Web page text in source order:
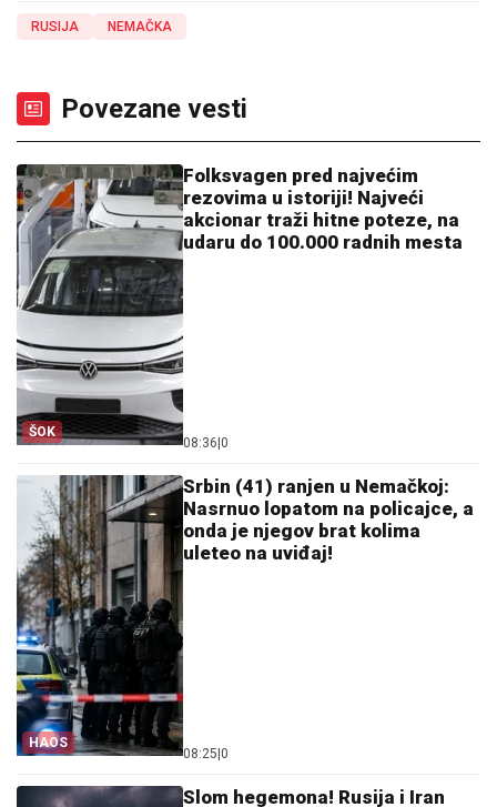
RUSIJA NEMAČKA
Povezane vesti
ŠOK
Folksvagen pred najvećim
rezovima u istoriji! Najveći
akcionar traži hitne poteze, na
udaru do 100.000 radnih mesta
08:36 0
HAOS
Srbin (41) ranjen u Nemačkoj:
Nasrnuo lopatom na policajce, a
onda je njegov brat kolima
uleteo na uviđaj!
08:25 0
Slom hegemona! Rusija i Iran